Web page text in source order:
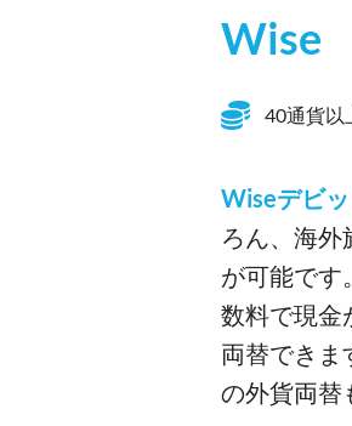
Wise
40通貨以
Wiseデビ
ろん、海外
が可能です
数料で現金
両替できま
の外貨両替